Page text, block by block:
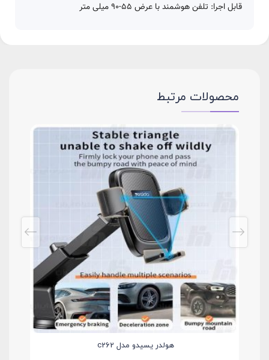
قابل اجرا: تلفن هوشمند با عرض 55-90 میلی متر
محصولات مرتبط
هولدر يسيدو مدل c262